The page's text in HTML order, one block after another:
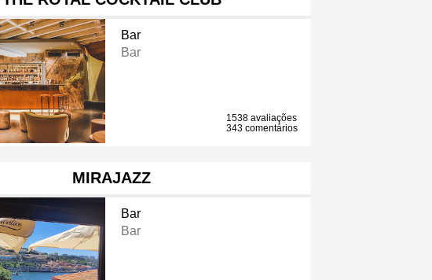
Bar
Bar
1538 avaliações
343 comentários
MIRAJAZZ
Bar
Bar